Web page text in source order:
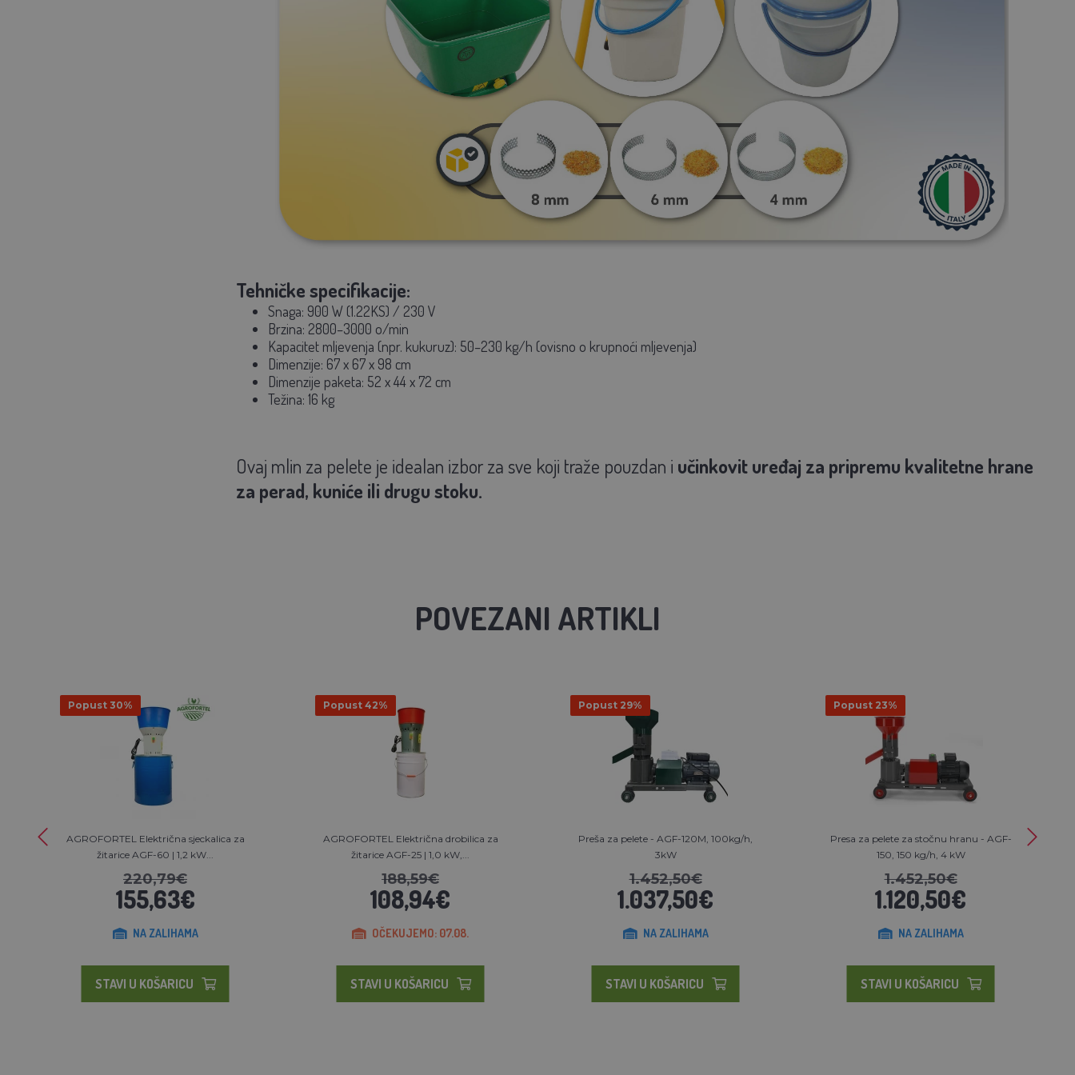
Tehničke specifikacije:
Snaga: 900 W (1.22KS) / 230 V
Brzina: 2800–3000 o/min
Kapacitet mljevenja (npr. kukuruz): 50–230 kg/h (ovisno o krupnoći mljevenja)
Dimenzije: 67 x 67 x 98 cm
Dimenzije paketa: 52 x 44 x 72 cm
Težina: 16 kg
Ovaj mlin za pelete je idealan izbor za sve koji traže pouzdan i učinkovit uređaj za pripremu kvalitetne hrane
za perad, kuniće ili drugu stoku.
POVEZANI ARTIKLI
Popust 30%
AGROFORTEL Električna sjeckalica za
žitarice AGF-60 | 1,2 kW...
220,79€
155,63€
NA ZALIHAMA
STAVI U KOŠARICU
Popust 42%
AGROFORTEL Električna drobilica za
žitarice AGF-25 | 1,0 kW,...
188,59€
108,94€
OČEKUJEMO: 07.08.
STAVI U KOŠARICU
Popust 29%
Preša za pelete - AGF-120M, 100kg/h,
3kW
1.452,50€
1.037,50€
NA ZALIHAMA
STAVI U KOŠARICU
Popust 23%
Presa za pelete za stočnu hranu - AGF-
150, 150 kg/h, 4 kW
1.452,50€
1.120,50€
NA ZALIHAMA
STAVI U KOŠARICU